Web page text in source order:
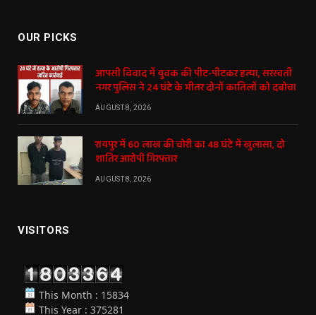
OUR PICKS
आपसी विवाद में युवक की पीट-पीटकर हत्या, सरस्वती
नगर पुलिस ने 24 घंटे के भीतर दोनों कातिलों को दबोचा
AUGUST 8, 2026
रायपुर में 60 लाख की चोरी का 48 घंटे में खुलासा, दो
शातिर आरोपी गिरफ्तार
AUGUST 8, 2026
VISITORS
This Month : 15834
This Year : 375281